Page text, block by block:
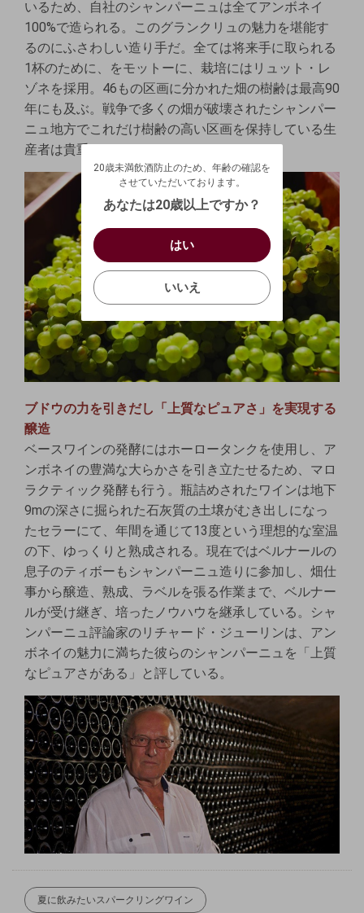
お買い物を続ける カートへ進む
いるため、自社のシャンパーニュは全てアンボネイ
100%で造られる。このグランクリュの魅力を堪能す
るのにふさわしい造り手だ。全ては将来手に取られる
1杯のために、をモットーに、栽培にはリュット・レ
ゾネを採用。46もの区画に分かれた畑の樹齢は最高90
年にも及ぶ。戦争で多くの畑が破壊されたシャンパー
ニュ地方でこれだけ樹齢の高い区画を保持している生
産者は貴重である。
ブドウの力を引きだし「上質なピュアさ」を実現する
醸造
ベースワインの発酵にはホーロータンクを使用し、ア
ンボネイの豊満な大らかさを引き立たせるため、マロ
ラクティック発酵も行う。瓶詰めされたワインは地下
9mの深さに掘られた石灰質の土壌がむき出しになっ
たセラーにて、年間を通じて13度という理想的な室温
の下、ゆっくりと熟成される。現在ではベルナールの
息子のティボーもシャンパーニュ造りに参加し、畑仕
事から醸造、熟成、ラベルを張る作業まで、ベルナー
ルが受け継ぎ、培ったノウハウを継承している。シャ
ンパーニュ評論家のリチャード・ジューリンは、アン
ボネイの魅力に満ちた彼らのシャンパーニュを「上質
なピュアさがある」と評している。
夏に飲みたいスパークリングワイン
20歳未満飲酒防止のため、年齢の確認を
させていただいております。
あなたは20歳以上ですか？
はい
いいえ
20歳未満飲酒防止のため、年齢の確認を
生年月日を入力してください。
西暦
/
確認する
ログアウトします。よろしいですか？